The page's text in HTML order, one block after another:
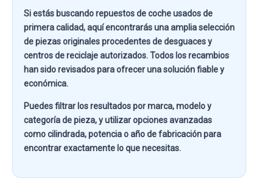
Si estás buscandorepuestos de coche usados de
primera calidad, aquí encontrarás una amplia selección
de piezas originales procedentes de desguaces y
centros de reciclaje autorizados. Todos los recambios
han sido revisados para ofrecer una solución fiable y
económica.
Puedes filtrar los resultados pormarca, modelo y
categoría de pieza, y utilizar opciones avanzadas
comocilindrada, potencia o año de fabricaciónpara
encontrar exactamente lo que necesitas.